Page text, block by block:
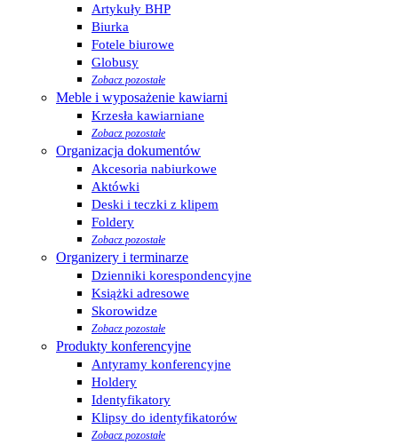
Artykuły BHP
Biurka
Fotele biurowe
Globusy
Zobacz pozostałe
Meble i wyposażenie kawiarni
Krzesła kawiarniane
Zobacz pozostałe
Organizacja dokumentów
Akcesoria nabiurkowe
Aktówki
Deski i teczki z klipem
Foldery
Zobacz pozostałe
Organizery i terminarze
Dzienniki korespondencyjne
Książki adresowe
Skorowidze
Zobacz pozostałe
Produkty konferencyjne
Antyramy konferencyjne
Holdery
Identyfikatory
Klipsy do identyfikatorów
Zobacz pozostałe